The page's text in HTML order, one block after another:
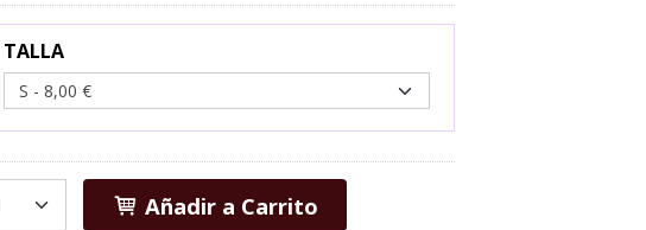
TALLA
Añadir a Carrito